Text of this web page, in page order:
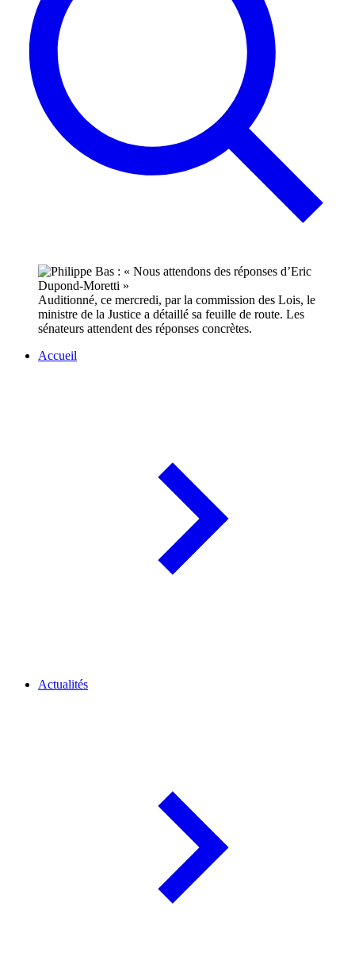
Auditionné, ce mercredi, par la commission des Lois, le
ministre de la Justice a détaillé sa feuille de route. Les
sénateurs attendent des réponses concrètes.
Accueil
Actualités